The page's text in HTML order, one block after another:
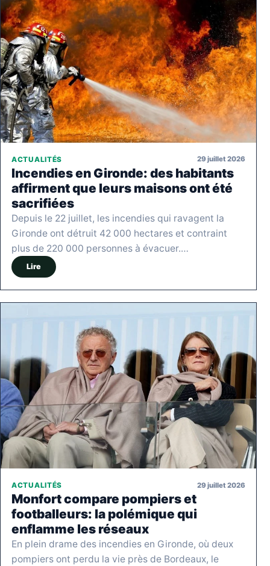
ACTUALITÉS 29 juillet 2026
Incendies en Gironde: des habitants
affirment que leurs maisons ont été
sacrifiées
Depuis le 22 juillet, les incendies qui ravagent la
Gironde ont détruit 42 000 hectares et contraint
plus de 220 000 personnes à évacuer.…
Lire
ACTUALITÉS 29 juillet 2026
Monfort compare pompiers et
footballeurs: la polémique qui
enflamme les réseaux
En plein drame des incendies en Gironde, où deux
pompiers ont perdu la vie près de Bordeaux, le